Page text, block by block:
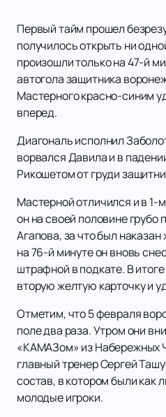
Первый тайм прошел
получилось открыть ни
произошли только на 47-й
автогола защитника
Мастерного красно-синим
вперед.
Диагональ исполнил
ворвался Давила и в
Рикошетом от груди
Мастерной отличился и в 1-
он на своей половине грубо
Агапова, за что был
на 76-й минуте он вновь
штрафной в подкате. В
вторую желтую карточку и
Отметим, что 5 февраля
поле два раза. Утром они
«КАМАЗом» из Набережных
главный тренер Сергей
состав, в котором были как
молодые игроки.